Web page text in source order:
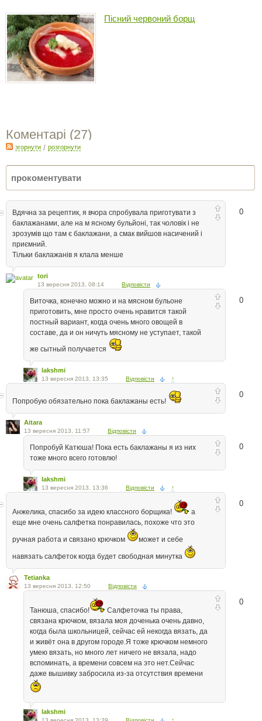
Пісний червоний борщ
Коментарі (27)
згорнути / розгорнути
0
Вдячна за рецептик, я вчора спробувала приготувати з
баклажанами, але на м ясному бульйоні, так чоловік і не
зрозумів що там є баклажани, а смак вийшов насичений і
приємний.
Тільки баклажанів я клала менше
tori
13 вересня 2013, 08:14 Відповісти
0
Виточка, конечно можно и на мясном бульоне
приготовить, мне просто очень нравится такой
постный вариант, когда очень много овощей в
составе, да и он ничуть мясному не уступает, такой
же сытный получается
lakshmi
13 вересня 2013, 13:35 Відповісти ↑
0
Попробую обязательно пока баклажаны есть!
Aitara
13 вересня 2013, 11:57 Відповісти
0
Попробуй Катюша! Пока есть баклажаны я из них
тоже много всего готовлю!
lakshmi
13 вересня 2013, 13:36 Відповісти ↑
0
Анжелика, спасибо за идею классного борщика!
а
еще мне очень салфетка понравилась, похоже что это
ручная работа и связано крючком может и себе
навязать салфеток когда будет свободная минутка
Tetianka
13 вересня 2013, 12:50 Відповісти
0
Танюша, спасибо!
Салфеточка ты права,
связана крючком, вязала моя доченька очень давно,
когда была школьницей, сейчас ей некогда вязать, да
и живёт она в другом городе.Я тоже крючком немного
умею вязать, но много лет ничего не вязала, надо
вспоминать, а времени совсем на это нет.Сейчас
даже вышивку забросила из-за отсутствия времени
lakshmi